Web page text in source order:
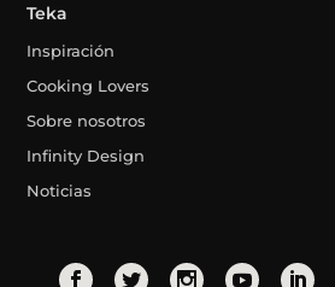
Teka
Inspiración
Cooking Lovers
Sobre nosotros
Infinity Design
Noticias